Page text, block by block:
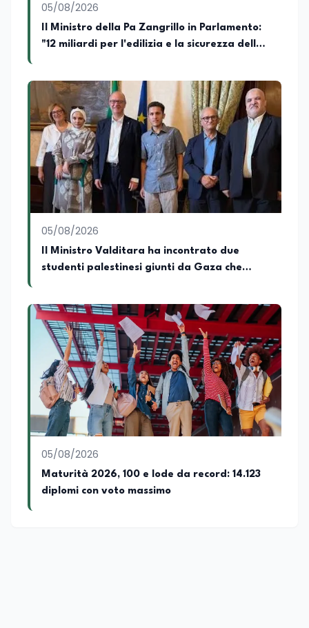
05/08/2026
Il Ministro della Pa Zangrillo in Parlamento:
"12 miliardi per l'edilizia e la sicurezza delle
05/08/2026
Il Ministro Valditara ha incontrato due
studenti palestinesi giunti da Gaza che
05/08/2026
Maturità 2026, 100 e lode da record: 14.123
diplomi con voto massimo